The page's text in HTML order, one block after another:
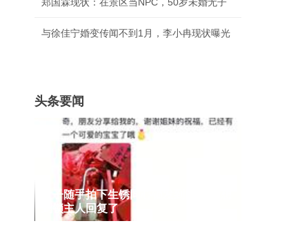
与徐佳宁婚变传闻不到1月，李小冉现状曝光
头条要闻
女子随手拍下生锈同心锁发到网上 没想
到锁主人回复了